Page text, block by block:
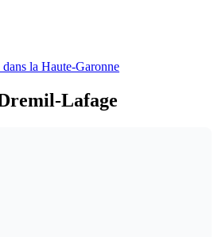
dans la Haute-Garonne
Lafage